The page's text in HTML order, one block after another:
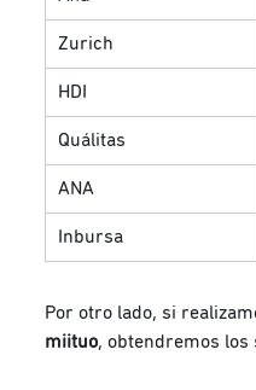
Zurich
HDI
Quálitas
ANA
Inbursa
Por otro lado, si
miituo, obtendremos los